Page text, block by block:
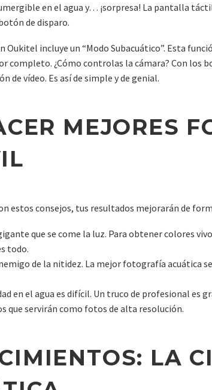
en el agua y… ¡sorpresa! La pantalla
de disparo.
incluye un “Modo Subacuático”. Esta
¿Cómo controlas la cámara? Con los
de vídeo. Es así de simple y de genial.
MEJORES
estos consejos, tus resultados mejorarán de
que se come la luz. Para obtener colores
todo.
de la nitidez. La mejor fotografía acuática
en el agua es difícil. Un truco de profesional es
que servirán como fotos de alta resolución.
LA